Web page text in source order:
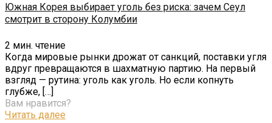
Южная Корея выбирает уголь без риска: зачем Сеул
смотрит в сторону Колумбии
2 мин. чтение
Когда мировые рынки дрожат от санкций, поставки угля
вдруг превращаются в шахматную партию. На первый
взгляд — рутина: уголь как уголь. Но если копнуть
глубже, […]
Вам нравится?
Читать далее